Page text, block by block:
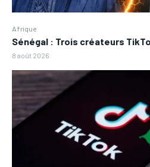
Afrique
Sénégal : Trois créateurs
8 août 2026